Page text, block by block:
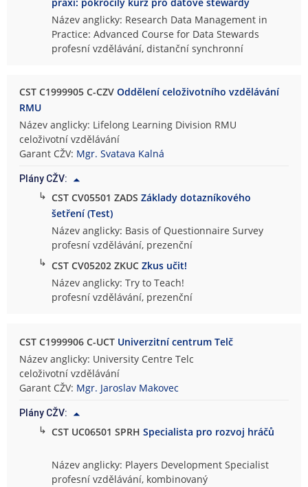
Název anglicky: Research Data Management in
Practice: Advanced Course for Data Stewards
profesní vzdělávání, distanční synchronní
CST C1999905 C-CZVOddělení celoživotního vzdělávání
RMU
Název anglicky: Lifelong Learning Division RMU
celoživotní vzdělávání
Garant CŽV: Mgr. Svatava Kalná
Plány CŽV:
↳ CST CV05501 ZADSZáklady dotazníkového
šetření (Test)
Název anglicky: Basis of Questionnaire Survey
profesní vzdělávání, prezenční
↳ CST CV05202 ZKUCZkus učit!
Název anglicky: Try to Teach!
profesní vzdělávání, prezenční
CST C1999906 C-UCT Univerzitní centrum Telč
Název anglicky: University Centre Telc
celoživotní vzdělávání
Garant CŽV: Mgr. Jaroslav Makovec
Plány CŽV:
↳ CST UC06501 SPRHSpecialista pro rozvoj hráčů
Název anglicky: Players Development Specialist
profesní vzdělávání, kombinovaný